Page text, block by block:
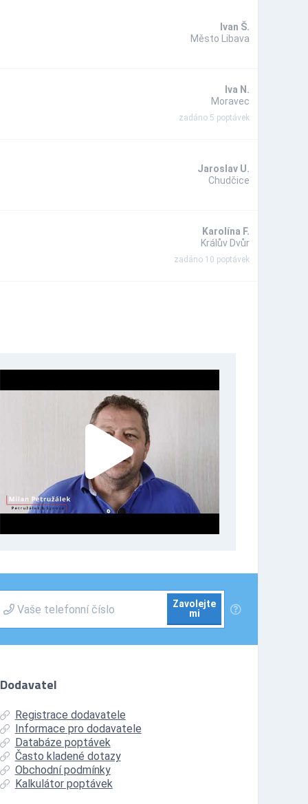
Ivan Š.
Město Libava
Iva N.
Moravec
zadáno 5 poptávek
Jaroslav U.
Chudčice
Karolína F.
Králův Dvůr
zadáno 10 poptávek
Zavolejte
mi
Dodavatel
Registrace dodavatele
Informace pro dodavatele
Databáze poptávek
Často kladené dotazy
Obchodní podmínky
Kalkulátor poptávek